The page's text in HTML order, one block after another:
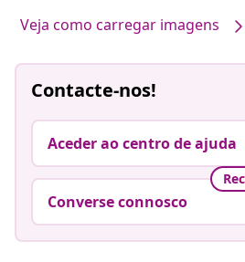
Veja como carregar imagens
Contacte-nos!
Aceder ao centro de ajuda
Converse connosco